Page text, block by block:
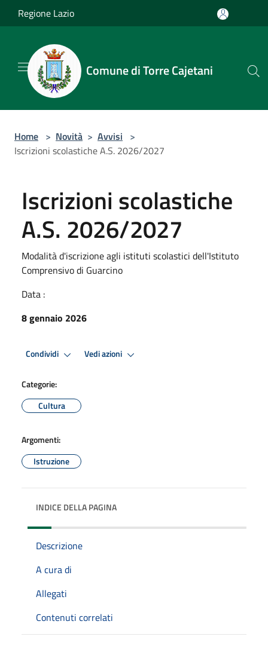
Salta al contenuto principale
Regione Lazio
Comune di Torre Cajetani
Home > Novità > Avvisi >
Iscrizioni scolastiche A.S. 2026/2027
Iscrizioni scolastiche
A.S. 2026/2027
Modalità d'iscrizione agli istituti scolastici dell'Istituto
Comprensivo di Guarcino
Data :
8 gennaio 2026
Condividi Vedi azioni
Categorie:
Cultura
Argomenti:
Istruzione
INDICE DELLA PAGINA
Descrizione
A cura di
Allegati
Contenuti correlati